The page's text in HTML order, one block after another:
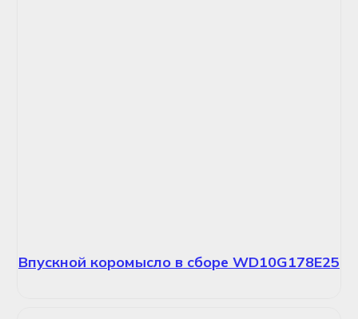
Впускной коромысло в сборе WD10G178E25